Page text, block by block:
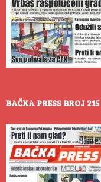
BAČKA PRESS BROJ 215